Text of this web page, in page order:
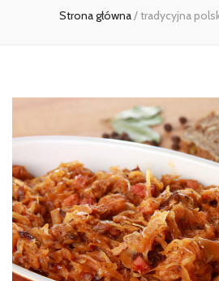
Strona główna/tradycyjna